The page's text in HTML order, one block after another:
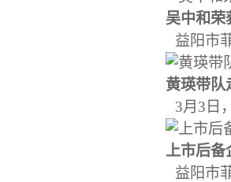
吴中和荣
益阳市
黄瑛带队
3月3日
上市后备
益阳市